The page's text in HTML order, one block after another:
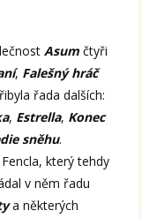
Asum čtyři
, Falešný hráč
řada dalších:
, Estrella, Konec
sněhu.
který tehdy
v něm řadu
a některých